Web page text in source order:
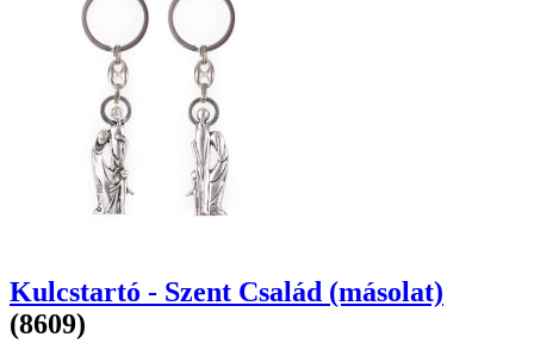
Kulcstartó - Szent Család (másolat)
(8609)